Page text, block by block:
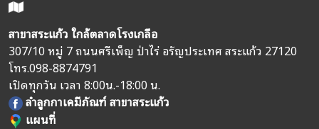
สาขาสระแก้ว ใกล้ตลาดโรงเกลือ
307/10 หมู่ 7 ถนนศรีเพ็ญ ป่าไร่ อรัญประเทศ สระแก้ว 27120
โทร.098-8874791
เปิดทุกวัน เวลา 8:00น.-18:00 น.
ลำลูกกาเคมีภัณฑ์ สาขาสระแก้ว
แผนที่